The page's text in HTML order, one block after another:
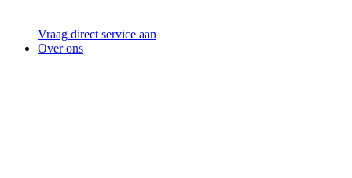
Vraag direct service aan
Over ons